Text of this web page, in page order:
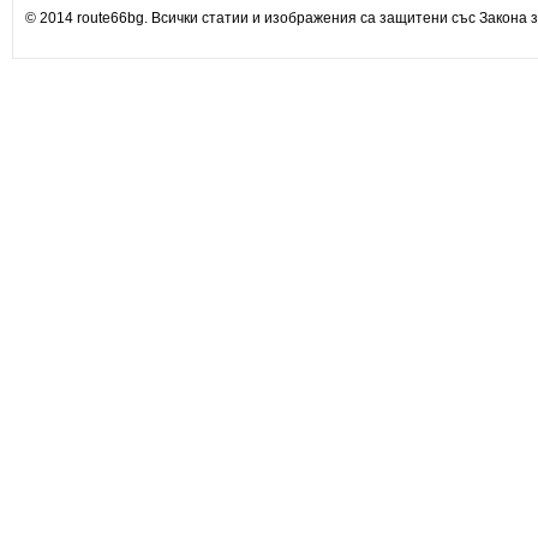
© 2014 route66bg. Всички статии и изображения са защитени със Закона